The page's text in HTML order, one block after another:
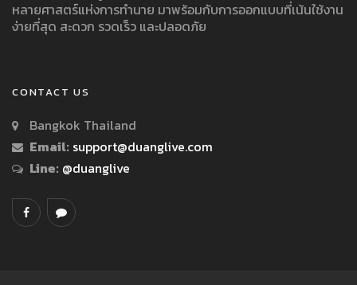
หลายศาสตร์แห่งการทำนาย มาพร้อมกับการออกแบบที่เน้นใช้งาน
ง่ายที่สุด สะดวก รวดเร็ว และปลอดภัย
CONTACT US
Bangkok Thailand
Email: support@duanglive.com
Line: @duanglive